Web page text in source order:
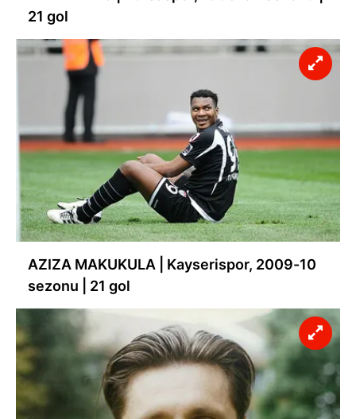
21 gol
AZIZA MAKUKULA | Kayserispor, 2009-10
sezonu | 21 gol